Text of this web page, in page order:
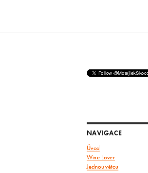
NAVIGACE
Úvod
Wine Lover
Jednou větou